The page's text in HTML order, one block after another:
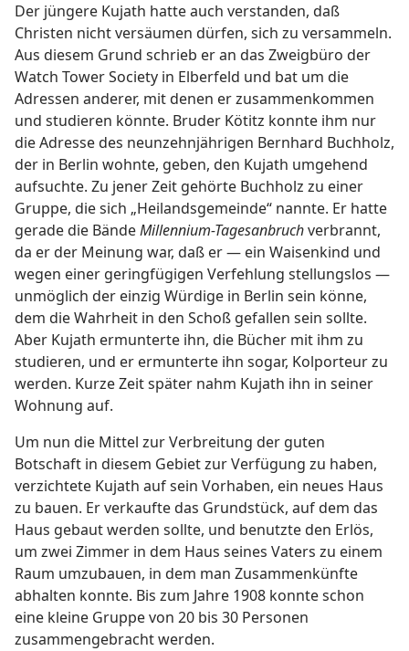
Der jüngere Kujath hatte auch verstanden, daß
Christen nicht versäumen dürfen, sich zu versammeln.
Aus diesem Grund schrieb er an das Zweigbüro der
Watch Tower Society in Elberfeld und bat um die
Adressen anderer, mit denen er zusammenkommen
und studieren könnte. Bruder Kötitz konnte ihm nur
die Adresse des neunzehnjährigen Bernhard Buchholz,
der in Berlin wohnte, geben, den Kujath umgehend
aufsuchte. Zu jener Zeit gehörte Buchholz zu einer
Gruppe, die sich „Heilandsgemeinde“ nannte. Er hatte
gerade die BändeMillennium-Tagesanbruchverbrannt,
da er der Meinung war, daß er — ein Waisenkind und
wegen einer geringfügigen Verfehlung stellungslos —
unmöglich der einzig Würdige in Berlin sein könne,
dem die Wahrheit in den Schoß gefallen sein sollte.
Aber Kujath ermunterte ihn, die Bücher mit ihm zu
studieren, und er ermunterte ihn sogar, Kolporteur zu
werden. Kurze Zeit später nahm Kujath ihn in seiner
Wohnung auf.
Um nun die Mittel zur Verbreitung der guten
Botschaft in diesem Gebiet zur Verfügung zu haben,
verzichtete Kujath auf sein Vorhaben, ein neues Haus
zu bauen. Er verkaufte das Grundstück, auf dem das
Haus gebaut werden sollte, und benutzte den Erlös,
um zwei Zimmer in dem Haus seines Vaters zu einem
Raum umzubauen, in dem man Zusammenkünfte
abhalten konnte. Bis zum Jahre 1908 konnte schon
eine kleine Gruppe von 20 bis 30 Personen
zusammengebracht werden.